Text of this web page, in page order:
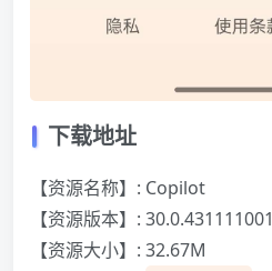
下载地址
【资源名称】: Copilot
【资源版本】: 30.0.431111001
【资源大小】: 32.67M